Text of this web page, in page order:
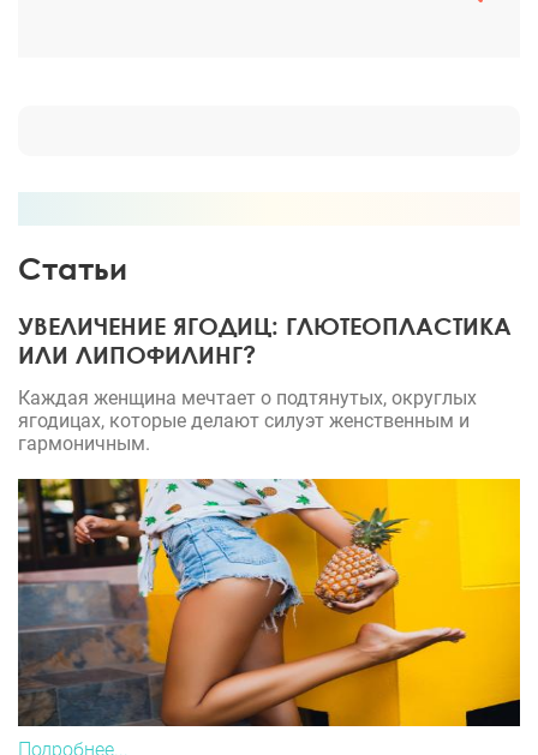
Статьи
УВЕЛИЧЕНИЕ ЯГОДИЦ: ГЛЮТЕОПЛАСТИКА
ИЛИ ЛИПОФИЛИНГ?
Каждая женщина мечтает о подтянутых, округлых
ягодицах, которые делают силуэт женственным и
гармоничным.
Подробнее...